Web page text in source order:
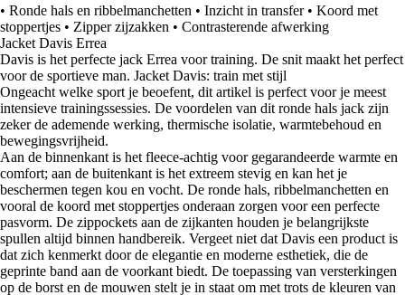
• Ronde hals en ribbelmanchetten • Inzicht in transfer • Koord met
stoppertjes • Zipper zijzakken • Contrasterende afwerking
Jacket Davis Errea
Davis is het perfecte jack Errea voor training. De snit maakt het perfect
voor de sportieve man. Jacket Davis: train met stijl
Ongeacht welke sport je beoefent, dit artikel is perfect voor je meest
intensieve trainingssessies. De voordelen van dit ronde hals jack zijn
zeker de ademende werking, thermische isolatie, warmtebehoud en
bewegingsvrijheid.
Aan de binnenkant is het fleece-achtig voor gegarandeerde warmte en
comfort; aan de buitenkant is het extreem stevig en kan het je
beschermen tegen kou en vocht. De ronde hals, ribbelmanchetten en
vooral de koord met stoppertjes onderaan zorgen voor een perfecte
pasvorm. De zippockets aan de zijkanten houden je belangrijkste
spullen altijd binnen handbereik. Vergeet niet dat Davis een product is
dat zich kenmerkt door de elegantie en moderne esthetiek, die de
geprinte band aan de voorkant biedt. De toepassing van versterkingen
op de borst en de mouwen stelt je in staat om met trots de kleuren van